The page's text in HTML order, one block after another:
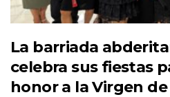
La barriada
celebra sus fiestas
honor a la Virgen